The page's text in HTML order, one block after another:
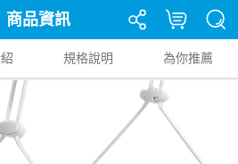
商品資訊
規格說明 為你推薦